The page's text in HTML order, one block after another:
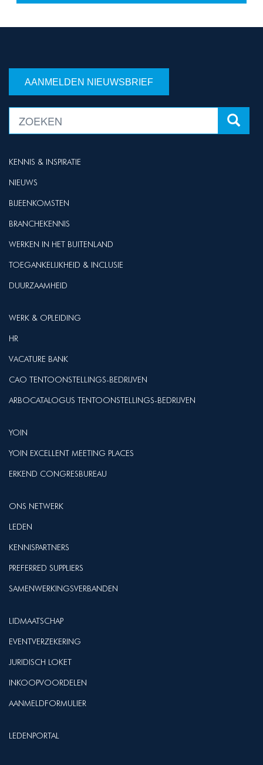
AANMELDEN NIEUWSBRIEF
KENNIS & INSPIRATIE
NIEUWS
BIJEENKOMSTEN
BRANCHEKENNIS
WERKEN IN HET BUITENLAND
TOEGANKELIJKHEID & INCLUSIE
DUURZAAMHEID
WERK & OPLEIDING
HR
VACATURE BANK
CAO TENTOONSTELLINGS-BEDRIJVEN
ARBOCATALOGUS TENTOONSTELLINGS-BEDRIJVEN
YOIN
YOIN EXCELLENT MEETING PLACES
ERKEND CONGRESBUREAU
ONS NETWERK
LEDEN
KENNISPARTNERS
PREFERRED SUPPLIERS
SAMENWERKINGSVERBANDEN
LIDMAATSCHAP
EVENTVERZEKERING
JURIDISCH LOKET
INKOOPVOORDELEN
AANMELDFORMULIER
LEDENPORTAL